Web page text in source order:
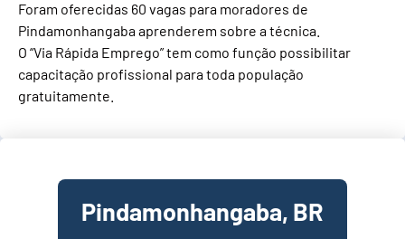
Foram oferecidas 60 vagas para moradores de
Pindamonhangaba aprenderem sobre a técnica.
O “Via Rápida Emprego” tem como função possibilitar
capacitação profissional para toda população
gratuitamente.
Pindamonhangaba, BR